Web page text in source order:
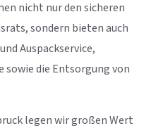
nicht nur den sicheren
sondern bieten auch
Auspackservice,
die Entsorgung von
legen wir großen Wert